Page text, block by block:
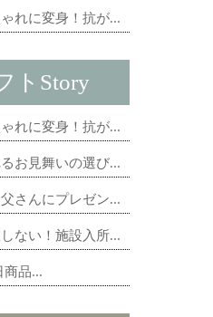
れに変身！抗が...
トStory
れに変身！抗が...
お見舞いの選び...
さんにプレゼン...
ない！施設入所...
商品...